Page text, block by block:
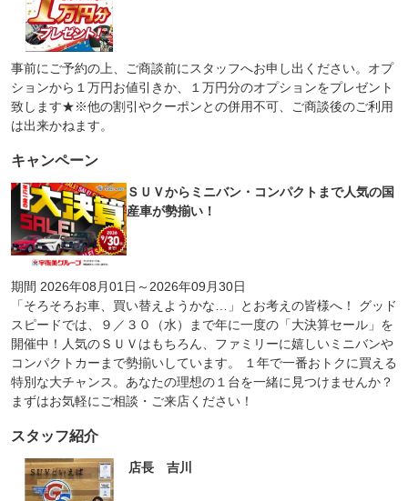
事前にご予約の上、ご商談前にスタッフへお申し出ください。オプ
ションから１万円お値引きか、１万円分のオプションをプレゼント
致します★※他の割引やクーポンとの併用不可、ご商談後のご利用
は出来かねます。
キャンペーン
ＳＵＶからミニバン・コンパクトまで人気の国
産車が勢揃い！
期間 2026年08月01日～2026年09月30日
「そろそろお車、買い替えようかな…」とお考えの皆様へ！ グッド
スピードでは、９／３０（水）まで年に一度の「大決算セール」を
開催中！人気のＳＵＶはもちろん、ファミリーに嬉しいミニバンや
コンパクトカーまで勢揃いしています。 １年で一番おトクに買える
特別な大チャンス。あなたの理想の１台を一緒に見つけませんか？
まずはお気軽にご相談・ご来店ください！
スタッフ紹介
店長 吉川